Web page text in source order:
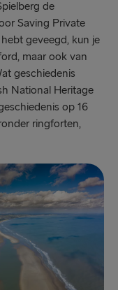
de
Saving Private
geveegd, kun je
maar ook van
geschiedenis
National Heritage
op 16
ringforten,